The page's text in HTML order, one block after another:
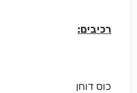
רכיבים:
כוס דוחן